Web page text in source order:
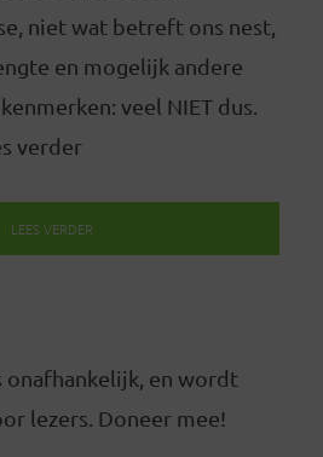
niet wat betreft ons nest,
en mogelijk andere
veel NIET dus.
verder
LEES VERDER
onafhankelijk, en wordt
lezers. Doneer mee!